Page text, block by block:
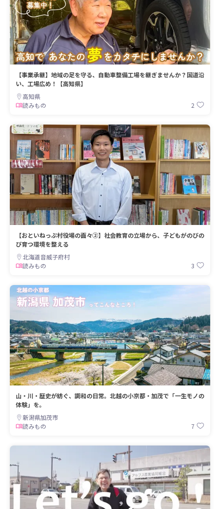
【事業承継】地域の足を守る、自動車整備工場を継ぎませんか？国道沿
い、工場広め！【高知県】
高知県
読みもの
2
【おといねっぷ村役場の面々②】社会教育の立場から、子どもがのびの
び育つ環境を整える
北海道音威子府村
読みもの
3
山・川・歴史が紡ぐ、調和の日常。北越の小京都・加茂で「一生モノの
体験」を。
新潟県加茂市
読みもの
7